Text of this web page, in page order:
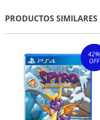
PRODUCTOS SIMILARES
42%
OFF